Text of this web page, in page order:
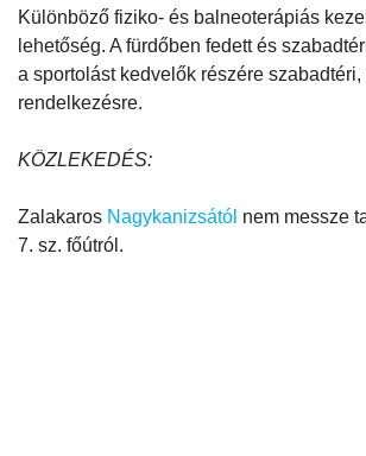
Különböző fiziko- és balneoterápiás
lehetőség. A fürdőben fedett és
a sportolást kedvelők részére
rendelkezésre.
KÖZLEKEDÉS:
Zalakaros Nagykanizsától nem messze
7. sz. főútról.